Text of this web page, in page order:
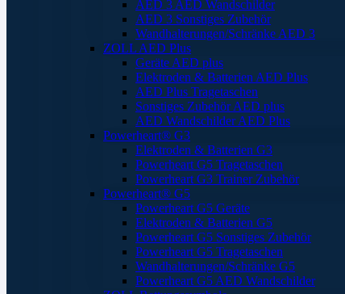
AED 3 AED Wandschilder
AED 3 Sonstiges Zubehör
Wandhalterungen/Schränke AED 3
ZOLL AED Plus
Geräte AED plus
Elektroden & Batterien AED Plus
AED Plus Tragetaschen
Sonstiges Zubehör AED plus
AED Wandschilder AED Plus
Powerheart® G3
Elektroden & Batterien G3
Powerheart G5 Tragetaschen
Powerheart G3 Trainer Zubehör
Powerheart® G5
Powerheart G5 Geräte
Elektroden & Batterien G5
Powerheart G5 Sonstiges Zubehör
Powerheart G5 Tragetaschen
Wandhalterungen/Schränke G5
Powerheart G5 AED Wandschilder